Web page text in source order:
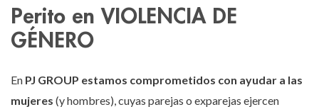
Perito en VIOLENCIA DE
GÉNERO
En PJ GROUP estamos comprometidos con ayudar a las
mujeres (y hombres), cuyas parejas o exparejas ejercen